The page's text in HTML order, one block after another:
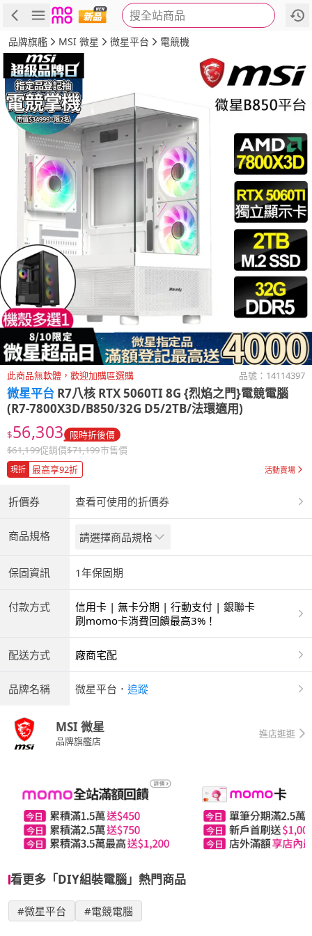
搜全站商品
商品 評價 詳情 規格
品牌旗艦 MSI 微星 微星平台 電競機
此商品無軟體，歡迎加購區選購 品號： 14114397
微星平台 R7八核 RTX 5060TI 8G {烈焰之門}電競電腦
(R7-7800X3D/B850/32G D5/2TB/法環適用)
$56,303 限時折後價
$61,199促銷價$71,199市售價
現折 最高享92折 活動賣場
折價券 查看可使用的折價券
商品規格 請選擇商品規格
保固資訊 1年保固期
付款方式
信用卡 | 無卡分期 | 行動支付 | 銀聯卡
刷momo卡消費回饋最高3%！
配送方式 廠商宅配
品牌名稱 微星平台 ． 追蹤
MSI 微星
品牌旗艦店
進店逛逛
看更多「DIY組裝電腦」熱門商品
#微星平台 #電競電腦